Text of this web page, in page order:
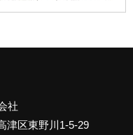
社
津区東野川1-5-29